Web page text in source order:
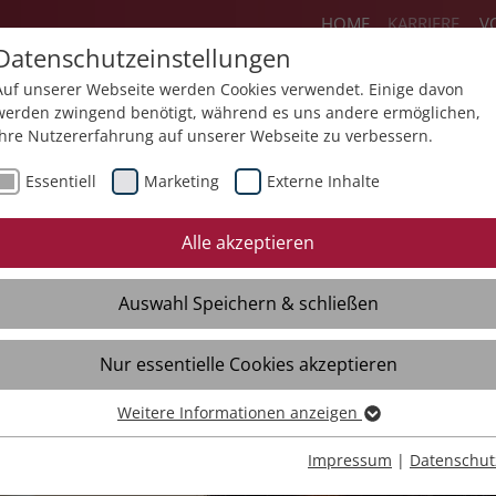
HOME KARRIERE
Flexteam Jobs Ausbildung
Initiativbewerbung Quereinstieg
Freie Stellen
Initiativbewerbung
Kontakt
Interviews
unserer Webseite werden Cookies verwendet. Einige davon
zwingend benötigt, während es uns andere ermöglichen,
Nutzererfahrung auf unserer Webseite zu verbessern.
Essentiell Marketing Externe Inhalte
Alle akzeptieren
Auswahl Speichern & schließen
Nur essentielle Cookies akzeptieren
Essentielle Cookies werden für grundlegende Funktionen der
Weitere Informationen anzeigen
Impressum |